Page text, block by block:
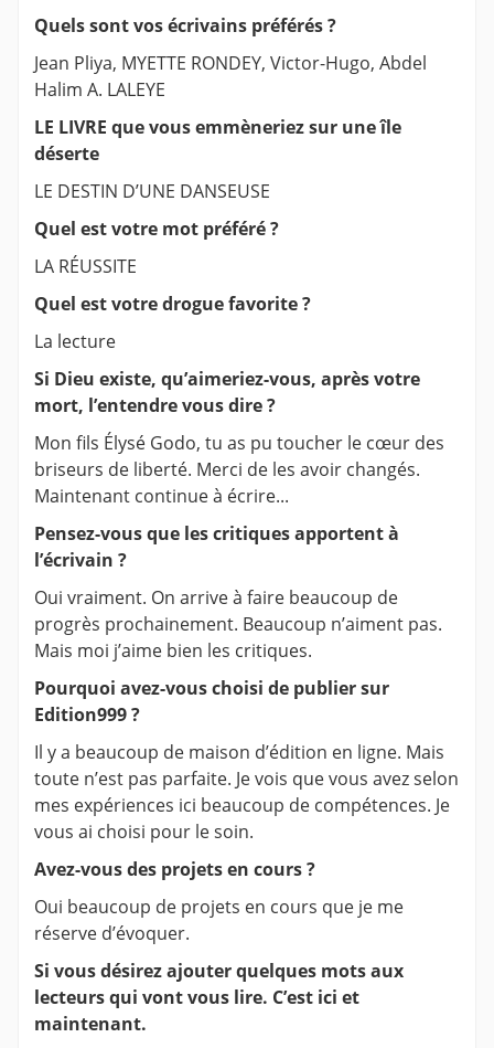
Quels sont vos écrivains préférés ?
Jean Pliya, MYETTE RONDEY, Victor-Hugo, Abdel
Halim A. LALEYE
LE LIVRE que vous emmèneriez sur une île
déserte
LE DESTIN D’UNE DANSEUSE
Quel est votre mot préféré ?
LA RÉUSSITE
Quel est votre drogue favorite ?
La lecture
Si Dieu existe, qu’aimeriez-vous, après votre
mort, l’entendre vous dire ?
Mon fils Élysé Godo, tu as pu toucher le cœur des
briseurs de liberté. Merci de les avoir changés.
Maintenant continue à écrire...
Pensez-vous que les critiques apportent à
l’écrivain ?
Oui vraiment. On arrive à faire beaucoup de
progrès prochainement. Beaucoup n’aiment pas.
Mais moi j’aime bien les critiques.
Pourquoi avez-vous choisi de publier sur
Edition999 ?
Il y a beaucoup de maison d’édition en ligne. Mais
toute n’est pas parfaite. Je vois que vous avez selon
mes expériences ici beaucoup de compétences. Je
vous ai choisi pour le soin.
Avez-vous des projets en cours ?
Oui beaucoup de projets en cours que je me
réserve d’évoquer.
Si vous désirez ajouter quelques mots aux
lecteurs qui vont vous lire. C’est ici et
maintenant.